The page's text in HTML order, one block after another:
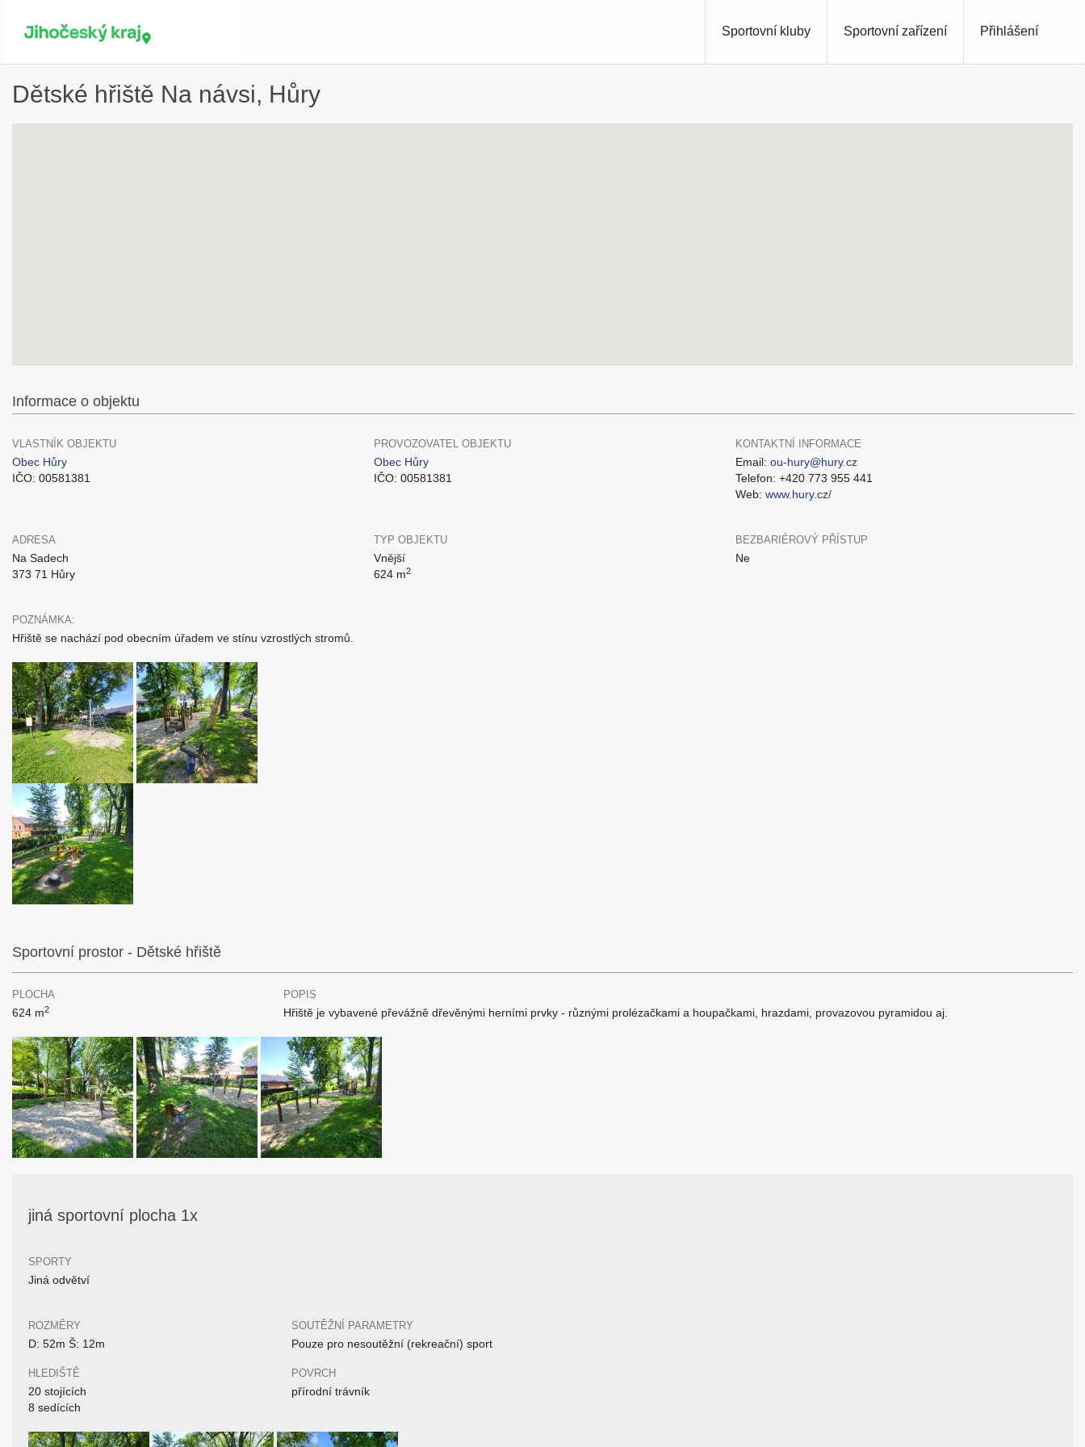
Přihlášení
Sportovní kluby Sportovní zařízení
Dětské hřiště Na návsi, Hůry
Informace o objektu
VLASTNÍK OBJEKTU
Obec Hůry
IČO: 00581381
PROVOZOVATEL OBJEKTU
Obec Hůry
IČO: 00581381
KONTAKTNÍ INFORMACE
Email: ou-hury@hury.cz
Telefon: +420 773 955 441
Web: www.hury.cz/
ADRESA
Na Sadech
373 71 Hůry
TYP OBJEKTU
Vnější
624 m2
BEZBARIÉROVÝ PŘÍSTUP
Ne
POZNÁMKA:
Hřiště se nachází pod obecním úřadem ve stínu vzrostlých stromů.
Sportovní prostor - Dětské hřiště
PLOCHA
624 m2
POPIS
Hřiště je vybavené převážně dřevěnými herními prvky - různými prolézačkami a houpačkami, hrazdami, provazovou pyramidou aj.
jiná sportovní plocha 1x
SPORTY
Jiná odvětví
ROZMĚRY
D: 52m Š: 12m
HLEDIŠTĚ
20 stojících
8 sedících
SOUTĚŽNÍ PARAMETRY
Pouze pro nesoutěžní (rekreační) sport
POVRCH
přírodní trávník